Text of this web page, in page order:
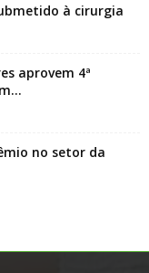
à cirurgia
aprovem 4ª
no setor da